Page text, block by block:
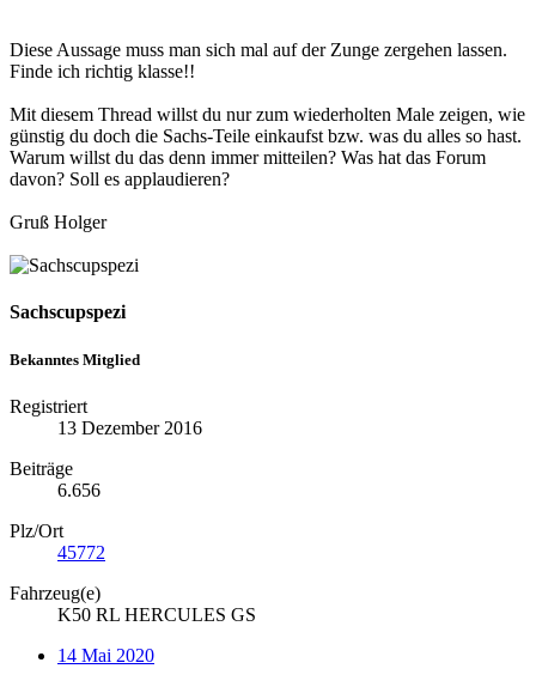
Diese Aussage muss man sich mal auf der Zunge zergehen lassen.
Finde ich richtig klasse!!
Mit diesem Thread willst du nur zum wiederholten Male zeigen, wie
günstig du doch die Sachs-Teile einkaufst bzw. was du alles so hast.
Warum willst du das denn immer mitteilen? Was hat das Forum
davon? Soll es applaudieren?
Gruß Holger
Sachscupspezi
Bekanntes Mitglied
Registriert
13 Dezember 2016
Beiträge
6.656
Plz/Ort
45772
Fahrzeug(e)
K50 RL HERCULES GS
14 Mai 2020